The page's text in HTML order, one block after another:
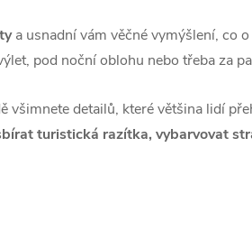
a usnadní vám věčné vymýšlení, co
pod noční oblohu nebo třeba za
všimnete detailů, které většina lidí
turistická razítka, vybarvovat